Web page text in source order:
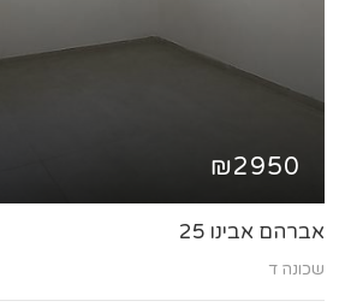
₪2950
אברהם אבינו 25
שכונה ד